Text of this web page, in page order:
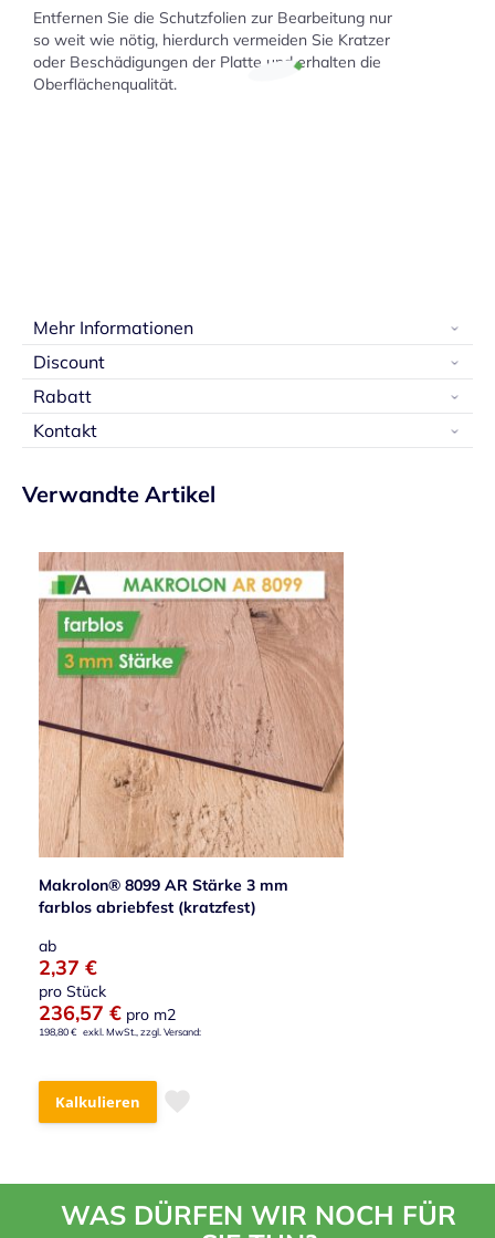
Entfernen Sie die Schutzfolien zur Bearbeitung nur
so weit wie nötig, hierdurch vermeiden Sie Kratzer
oder Beschädigungen der Platte und erhalten die
Oberflächenqualität.
Mehr Informationen
Discount
Rabatt
Kontakt
Verwandte Artikel
Makrolon® 8099 AR Stärke 3 mm
farblos abriebfest (kratzfest)
ab
2,37 €
pro Stück
236,57 € pro m2
198,80 €
Kalkulieren
WAS DÜRFEN WIR NOCH FÜR